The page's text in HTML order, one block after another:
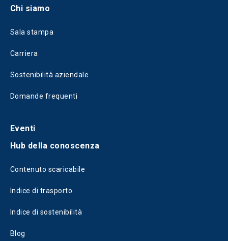
Chi siamo
Sala stampa
Carriera
Sostenibilità aziendale
Domande frequenti
Eventi
Hub della conoscenza
Contenuto scaricabile
Indice di trasporto
Indice di sostenibilità
Blog